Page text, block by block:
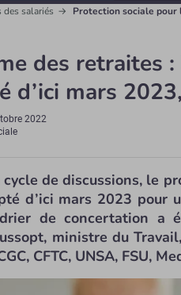
des salariés Protection sociale pour
des retraites
d’ici mars
2022
de discussions, le
d’ici mars 2023 pour
de concertation a
ministre du
CFTC, UNSA, FSU,